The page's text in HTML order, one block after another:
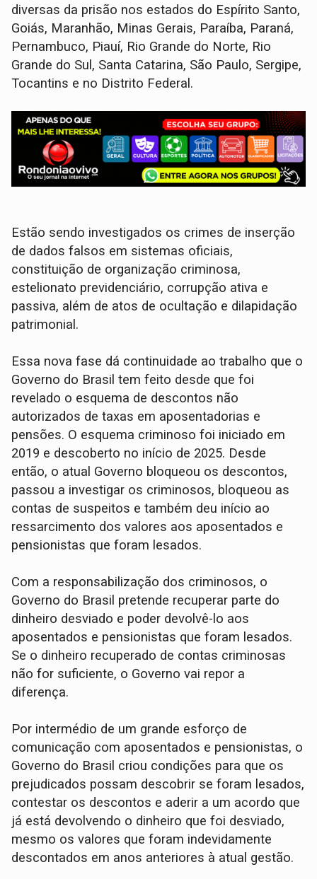
diversas da prisão nos estados do Espírito Santo,
Goiás, Maranhão, Minas Gerais, Paraíba, Paraná,
Pernambuco, Piauí, Rio Grande do Norte, Rio
Grande do Sul, Santa Catarina, São Paulo, Sergipe,
Tocantins e no Distrito Federal.
Estão sendo investigados os crimes de inserção
de dados falsos em sistemas oficiais,
constituição de organização criminosa,
estelionato previdenciário, corrupção ativa e
passiva, além de atos de ocultação e dilapidação
patrimonial.
Essa nova fase dá continuidade ao trabalho que o
Governo do Brasil tem feito desde que foi
revelado o esquema de descontos não
autorizados de taxas em aposentadorias e
pensões. O esquema criminoso foi iniciado em
2019 e descoberto no início de 2025. Desde
então, o atual Governo bloqueou os descontos,
passou a investigar os criminosos, bloqueou as
contas de suspeitos e também deu início ao
ressarcimento dos valores aos aposentados e
pensionistas que foram lesados.
Com a responsabilização dos criminosos, o
Governo do Brasil pretende recuperar parte do
dinheiro desviado e poder devolvê-lo aos
aposentados e pensionistas que foram lesados.
Se o dinheiro recuperado de contas criminosas
não for suficiente, o Governo vai repor a
diferença.
Por intermédio de um grande esforço de
comunicação com aposentados e pensionistas, o
Governo do Brasil criou condições para que os
prejudicados possam descobrir se foram lesados,
contestar os descontos e aderir a um acordo que
já está devolvendo o dinheiro que foi desviado,
mesmo os valores que foram indevidamente
descontados em anos anteriores à atual gestão.